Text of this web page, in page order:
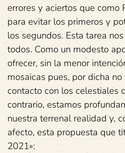
errores y aciertos que como
para evitar los primeros y
los segundos. Esta tarea
todos. Como un modesto
ofrecer, sin la menor
mosaicas pues, por dicha
contacto con los celestiales
contrario, estamos
nuestra terrenal realidad y,
afecto, esta propuesta que
2021»: